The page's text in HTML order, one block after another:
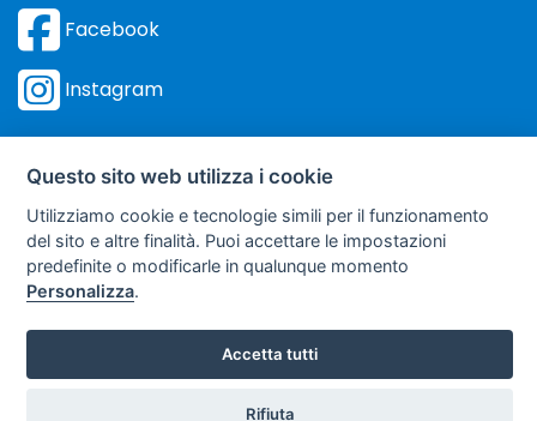
Facebook
Instagram
©Sviluppo Turismo Italia S.r.L. unipersonale
via A. Costa, 2 - 63822 Porto San Giorgio (FM) - P.IVA: 01665350433
- R.E.A. FM-195884
unipersonale
Questo sito web utilizza i cookie
Utilizziamo cookie e tecnologie simili per il funzionamento
del sito e altre finalità. Puoi accettare le impostazioni
predefinite o modificarle in qualunque momento
Personalizza.
Accetta tutti
Rifiuta